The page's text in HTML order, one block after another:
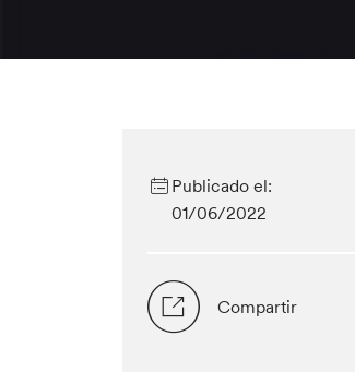
Publicado el:
01/06/2022
Compartir